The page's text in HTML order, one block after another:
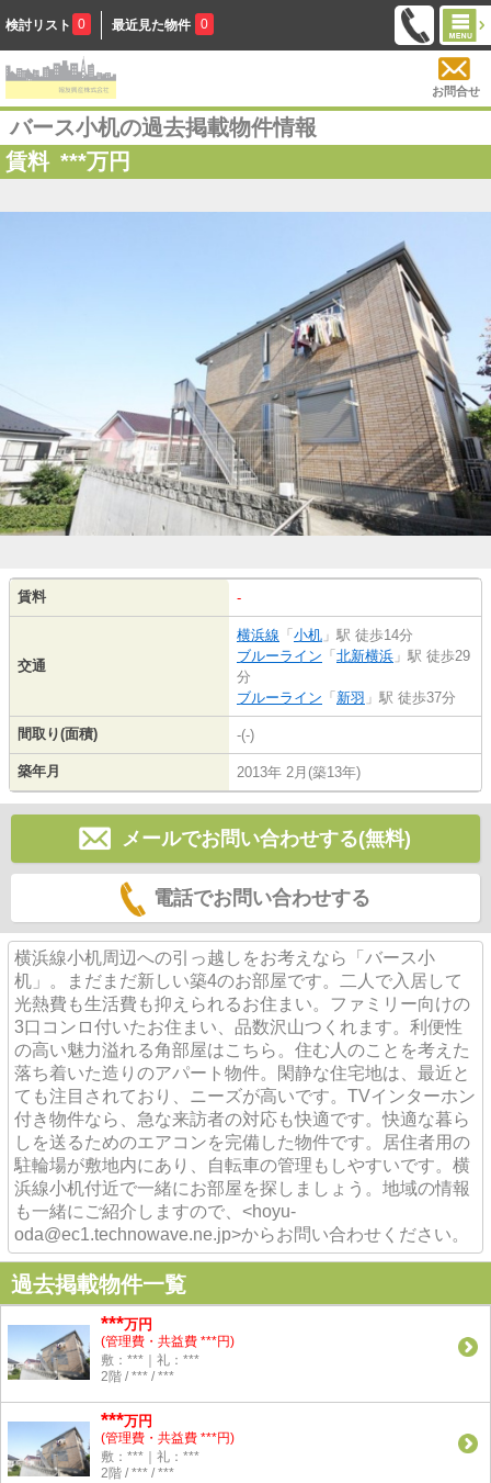
検討リスト 0 最近見た物件 0
お問合せ
バース小机の過去掲載物件情報
賃料 ***万円
賃料 -
交通
横浜線 「 小机 」駅 徒歩14分
ブルーライン 「 北新横浜 」駅 徒歩29
分
ブルーライン 「 新羽 」駅 徒歩37分
間取り(面積) -(-)
築年月 2013年 2月(築13年)
メールでお問い合わせする(無料)
電話でお問い合わせする
横浜線小机周辺への引っ越しをお考えなら「バース小
机」。まだまだ新しい築4のお部屋です。二人で入居して
光熱費も生活費も抑えられるお住まい。ファミリー向けの
3口コンロ付いたお住まい、品数沢山つくれます。利便性
の高い魅力溢れる角部屋はこちら。住む人のことを考えた
落ち着いた造りのアパート物件。閑静な住宅地は、最近と
ても注目されており、ニーズが高いです。TVインターホン
付き物件なら、急な来訪者の対応も快適です。快適な暮ら
しを送るためのエアコンを完備した物件です。居住者用の
駐輪場が敷地内にあり、自転車の管理もしやすいです。横
浜線小机付近で一緒にお部屋を探しましょう。地域の情報
も一緒にご紹介しますので、<hoyu-
oda@ec1.technowave.ne.jp>からお問い合わせください。
過去掲載物件一覧
***万円
(管理費・共益費 ***円)
敷：***｜礼：***
2階 / *** / ***
***万円
(管理費・共益費 ***円)
敷：***｜礼：***
2階 / *** / ***